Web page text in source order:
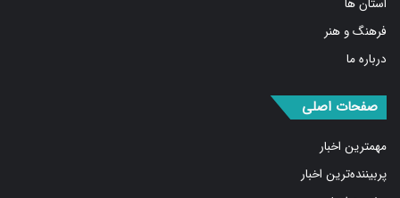
فرهنگ و هنر
درباره ما
مهمترین اخبار
پربیننده‌ترین اخبار
مشروح اخبار